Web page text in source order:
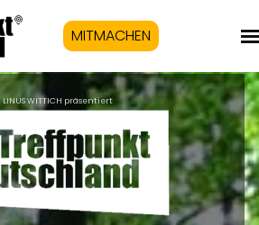
MITMACHEN
LINUS WITTICH präsentiert